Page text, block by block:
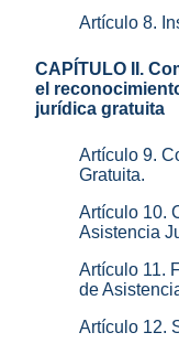
Artículo 8.
CAPÍTULO II.
el
jurídica gratuita
Artículo 9.
Gratuita.
Artículo 10.
Asistencia
Artículo 11.
de
Artículo 12.